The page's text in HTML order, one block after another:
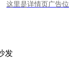
这里是详情页广告位
发